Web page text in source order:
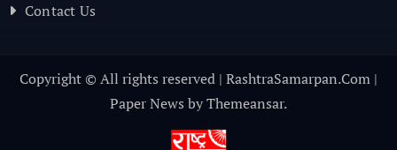
Contact Us
Copyright © All rights reserved | RashtraSamarpan.Com |
Paper News byThemeansar.